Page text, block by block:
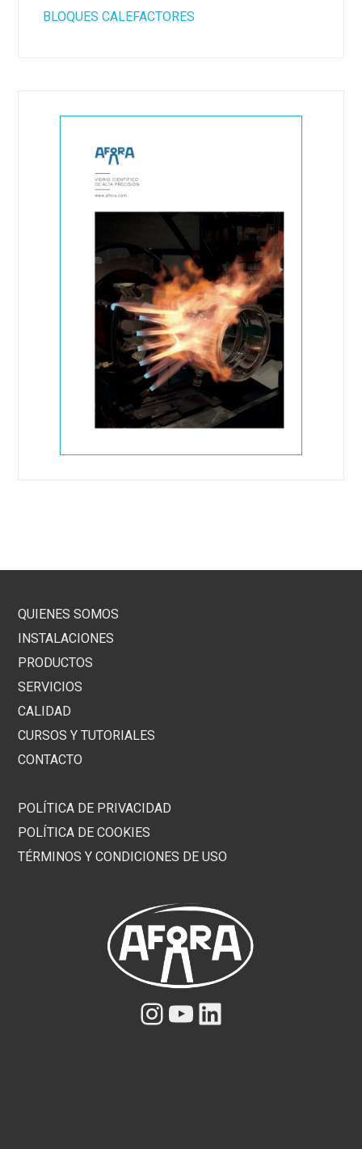
BLOQUES CALEFACTORES
QUIENES SOMOS
INSTALACIONES
PRODUCTOS
SERVICIOS
CALIDAD
CURSOS Y TUTORIALES
CONTACTO
POLÍTICA DE PRIVACIDAD
POLÍTICA DE COOKIES
TÉRMINOS Y CONDICIONES DE USO
Instagram
YouTube
LinkedIn